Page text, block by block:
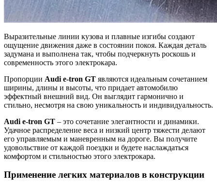
Выразительные линии кузова и плавные изгибы создают
ощущение движения даже в состоянии покоя. Каждая деталь
задумана и выполнена так, чтобы подчеркнуть роскошь и
современность этого электрокара.
Пропорции Audi e-tron GT являются идеальным сочетанием
ширины, длины и высоты, что придает автомобилю
эффектный внешний вид. Он выглядит гармонично и
стильно, несмотря на свою уникальность и индивидуальность.
Audi e-tron GT – это сочетание элегантности и динамики.
Удачное распределение веса и низкий центр тяжести делают
его управляемым и маневренным на дороге. Вы получите
удовольствие от каждой поездки и будете наслаждаться
комфортом и стильностью этого электрокара.
Применение легких материалов в конструкции